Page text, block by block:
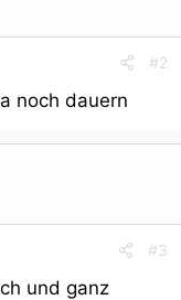
#2
noch dauern
#3
und ganz